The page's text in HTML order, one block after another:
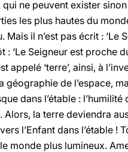
ne peuvent exister
les plus hautes du
il n’est pas écrit : ‘Le
: ‘Le Seigneur est proche
‘terre’, ainsi, à
géographie de l’espace,
dans l’étable : l’humilité
la terre deviendra
l’Enfant dans l’étable !
monde plus lumineux.